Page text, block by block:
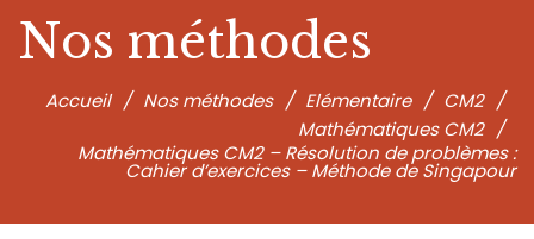
Nos méthodes
Accueil / Nos méthodes / Elémentaire / CM2 /
Mathématiques CM2 /
Mathématiques CM2 – Résolution de problèmes :
Cahier d’exercices – Méthode de Singapour